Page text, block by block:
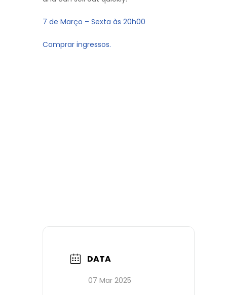
7 de Março – Sexta às 20h00
Comprar ingressos.
DATA
07 Mar 2025